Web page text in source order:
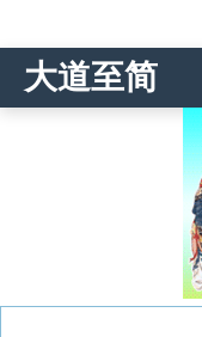
大道至简